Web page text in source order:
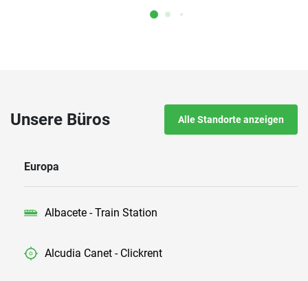
Unsere Büros Alle Standorte anzeigen
Europa
Albacete - Train Station
Alcudia Canet - Clickrent